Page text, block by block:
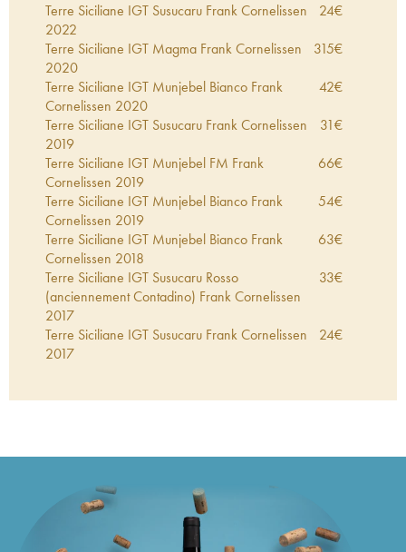
Terre Siciliane IGT Susucaru Frank Cornelissen
2022
24€
Terre Siciliane IGT Magma Frank Cornelissen
2020
315€
Terre Siciliane IGT Munjebel Bianco Frank
Cornelissen 2020
42€
Terre Siciliane IGT Susucaru Frank Cornelissen
2019
31€
Terre Siciliane IGT Munjebel FM Frank
Cornelissen 2019
66€
Terre Siciliane IGT Munjebel Bianco Frank
Cornelissen 2019
54€
Terre Siciliane IGT Munjebel Bianco Frank
Cornelissen 2018
63€
Terre Siciliane IGT Susucaru Rosso
(anciennement Contadino) Frank Cornelissen
2017
33€
Terre Siciliane IGT Susucaru Frank Cornelissen
2017
24€
Cornelissen2017
Terre Siciliane IGT Munjebel Rosso Frank
Terre Siciliane IGT Munjebel VA Frank
164€